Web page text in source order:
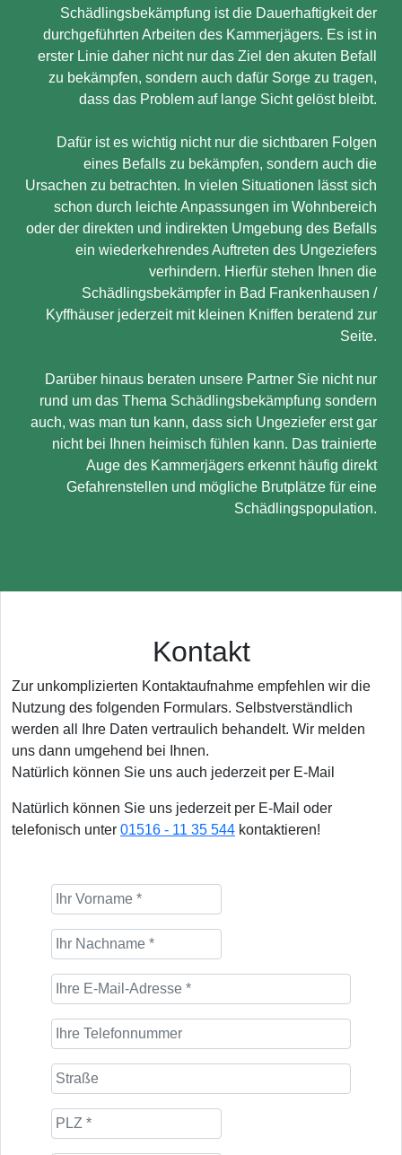
Schädlingsbekämpfung ist die Dauerhaftigkeit der
durchgeführten Arbeiten des Kammerjägers. Es ist in
erster Linie daher nicht nur das Ziel den akuten Befall
zu bekämpfen, sondern auch dafür Sorge zu tragen,
dass das Problem auf lange Sicht gelöst bleibt.
Dafür ist es wichtig nicht nur die sichtbaren Folgen
eines Befalls zu bekämpfen, sondern auch die
Ursachen zu betrachten. In vielen Situationen lässt sich
schon durch leichte Anpassungen im Wohnbereich
oder der direkten und indirekten Umgebung des Befalls
ein wiederkehrendes Auftreten des Ungeziefers
verhindern. Hierfür stehen Ihnen die
Schädlingsbekämpfer in Bad Frankenhausen /
Kyffhäuser jederzeit mit kleinen Kniffen beratend zur
Seite.
Darüber hinaus beraten unsere Partner Sie nicht nur
rund um das Thema Schädlingsbekämpfung sondern
auch, was man tun kann, dass sich Ungeziefer erst gar
nicht bei Ihnen heimisch fühlen kann. Das trainierte
Auge des Kammerjägers erkennt häufig direkt
Gefahrenstellen und mögliche Brutplätze für eine
Schädlingspopulation.
Kontakt
Zur unkomplizierten Kontaktaufnahme empfehlen wir die
Nutzung des folgenden Formulars. Selbstverständlich
werden all Ihre Daten vertraulich behandelt. Wir melden
uns dann umgehend bei Ihnen.
Natürlich können Sie uns auch jederzeit per E-Mail
Natürlich können Sie uns jederzeit per E-Mail oder
telefonisch unter 01516 - 11 35 544 kontaktieren!